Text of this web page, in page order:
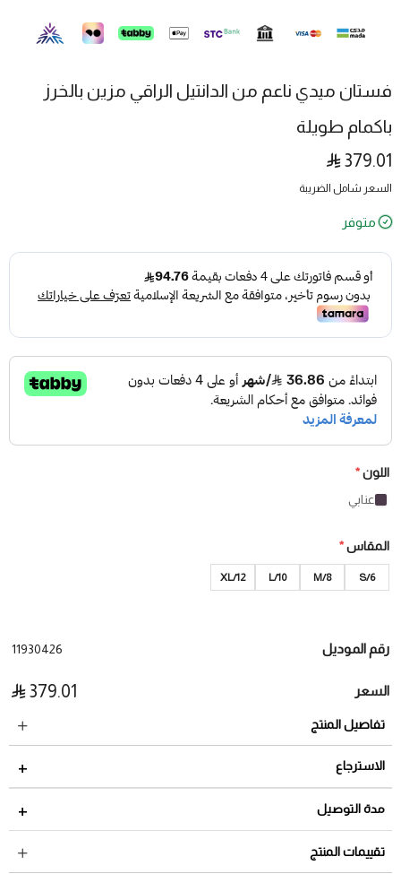
فستان ميدي ناعم من الدانتيل الراقي مزين بالخرز
باكمام طويلة
379.01
السعر شامل الضريبة
متوفر
اللون*
عنابي
المقاس*
S/6
M/8
L/10
XL/12
رقم الموديل 11930426
السعر 379.01
تفاصيل المنتج
الاسترجاع
مدة الاسترجاع 2 أيام من تاريخ استلام الطلب
لمراجعة سياسة الاسترجاع عبر الرابط التالي
مدة التوصيل
داخل السعودية: من 3 الى 8 أيام عمل
تقييمات المنتج